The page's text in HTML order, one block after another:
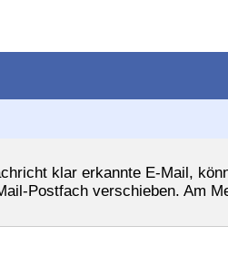
klar erkannte E-Mail,
Postfach verschieben. Am